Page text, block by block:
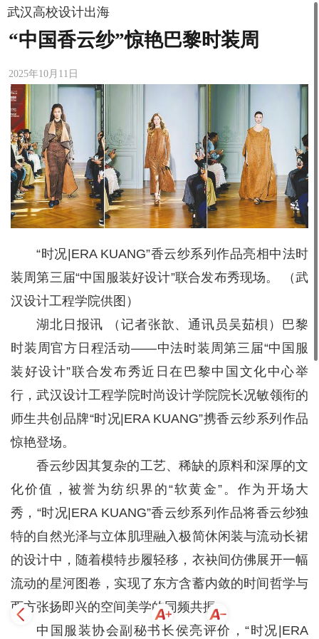
武汉高校设计出海
“中国香云纱”惊艳巴黎时装周
2025年10月11日
“时况|ERA KUANG”香云纱系列作品亮相中法时
装周第三届“中国服装好设计”联合发布秀现场。 （武
汉设计工程学院供图）
湖北日报讯 （记者张歆、通讯员吴茹梖）巴黎
时装周官方日程活动——中法时装周第三届“中国服
装好设计”联合发布秀近日在巴黎中国文化中心举
行，武汉设计工程学院时尚设计学院院长况敏领衔的
师生共创品牌“时况|ERA KUANG”携香云纱系列作品
惊艳登场。
香云纱因其复杂的工艺、稀缺的原料和深厚的文
化价值，被誉为纺织界的“软黄金”。作为开场大
秀，“时况|ERA KUANG”香云纱系列作品将香云纱独
特的自然光泽与立体肌理融入极简休闲装与流动长裙
的设计中，随着模特步履轻移，衣袂间仿佛展开一幅
流动的星河图卷，实现了东方含蓄内敛的时间哲学与
西方张扬即兴的空间美学的同频共振。
中国服装协会副秘书长侯亮评价，“时况|ERA